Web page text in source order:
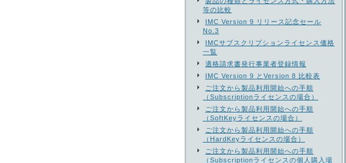
等の比較
IMC Version 9 リリース記念セール
No.3
IMCサブスクリプションライセンス価格
一覧
適格請求書発行事業者登録情報
IMC Version 9 とVersion 8 比較表
ご注文から製品利用開始への手順
（Subscriptionライセンスの場合）
ご注文から製品利用開始への手順
（SoftKeyライセンスの場合）
ご注文から製品利用開始への手順
（HardKeyライセンスの場合）
ご注文から製品利用開始への手順
（Subscriptionライセンスの個人購入場